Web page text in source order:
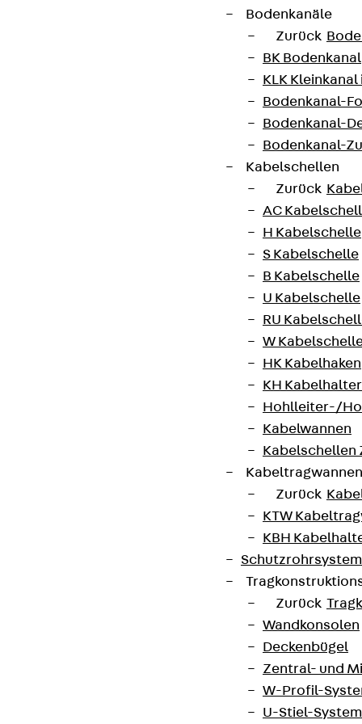
Bodenkanäle
Zurück
BK Bodenkanal
KLK
Bodenkanal-
Bodenkanal-
Bodenkanal-
Kabelschellen
Zurück
AC
H Kabelschelle
S Kabelschelle
B Kabelschelle
U Kabelschelle
RU
W
HK Kabelhaken
KH Kabelhalter
Hohlleiter-/
Kabelwannen
Kabelschellen
Zurück
KTW
KBH
Zurück
Wandkonsolen
Deckenbügel
Zentral- und
W-Profil-
U-Stiel-System